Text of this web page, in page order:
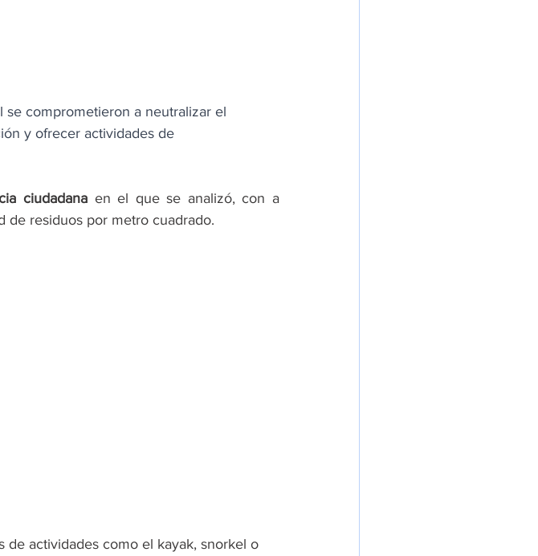
se comprometieron a neutralizar el
y ofrecer actividades de
ciudadana en el que se analizó, con a
de residuos por metro cuadrado.
de actividades como el kayak, snorkel o